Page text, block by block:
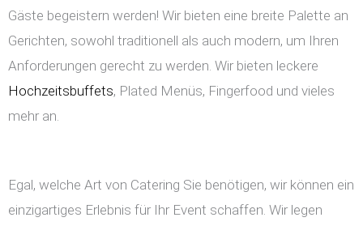
Gäste begeistern werden! Wir bieten eine breite Palette an
Gerichten, sowohl traditionell als auch modern, um Ihren
Anforderungen gerecht zu werden. Wir bieten leckere
Hochzeitsbuffets, Plated Menüs, Fingerfood und vieles
mehr an.
Egal, welche Art von Catering Sie benötigen, wir können ein
einzigartiges Erlebnis für Ihr Event schaffen. Wir legen